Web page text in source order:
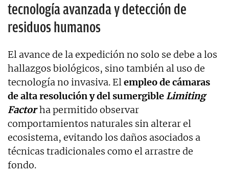
tecnología avanzada y detección de
residuos humanos
El avance de la expedición no solo se debe a los
hallazgos biológicos, sino también al uso de
tecnología no invasiva. Elempleo de cámaras
de alta resolución y del sumergibleLimiting
Factor ha permitido observar
comportamientos naturales sin alterar el
ecosistema, evitando los daños asociados a
técnicas tradicionales como el arrastre de
fondo.